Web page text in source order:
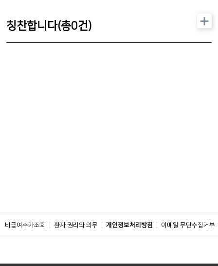
칭찬합니다(총0건)
비급여수가조회 환자 권리와 의무 개인정보처리방침 이메일 무단수집거부